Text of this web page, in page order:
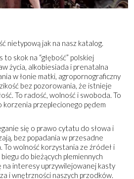
nietypową jak na nasz katalog.
skok na “głębość” polskiej
życia, alkobiesiada i prenatalna
w łonie matki, agropornograficzny
bez pozorowania, że istnieje
To radość, wolność i swoboda. To
przeplecionego pędem
się o prawo cytatu do słowa i
bez popadania w przesadne
wolność korzystania ze źródeł i
do bieżących plemiennych
na interesy uprzywilejowanej kasty
i wnętrzności naszych przodków.